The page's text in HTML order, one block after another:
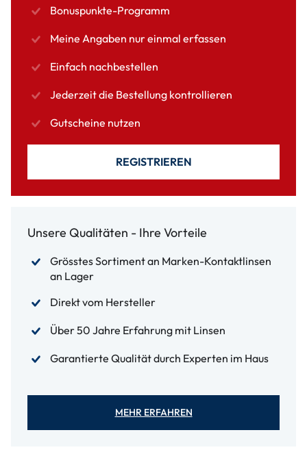
Bonuspunkte-Programm
Meine Angaben nur einmal erfassen
Einfach nachbestellen
Jederzeit die Bestellung kontrollieren
Gutscheine nutzen
REGISTRIEREN
Unsere Qualitäten - Ihre Vorteile
Grösstes Sortiment an Marken-Kontaktlinsen
an Lager
Direkt vom Hersteller
Über 50 Jahre Erfahrung mit Linsen
Garantierte Qualität durch Experten im Haus
MEHR ERFAHREN